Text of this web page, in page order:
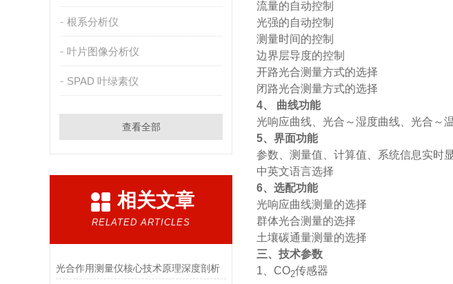
根系分析仪
叶片图像分析仪
SPAD 叶绿素仪
查看全部
相关文章
RELATED ARTICLES
光合作用测量仪核心技术原理深度剖析
流量的自动控制
光强的自动控制
测量时间的控制
边界层导度的控制
开路光合测量方式的选择
闭路光合测量方式的选择
4、
曲线功能
光响应曲线、光合～湿度曲线、光合～
5、界面功能
参数、测量值、计算值、系统信息实时
中英文语言选择
6、选配功能
光响应曲线测量的选择
群体光合测量的选择
土壤碳通量测量的选择
三、技术参数
1
CO2传感器